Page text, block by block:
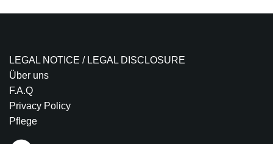
LEGAL NOTICE / LEGAL DISCLOSURE
Über uns
F.A.Q
Privacy Policy
Pflege